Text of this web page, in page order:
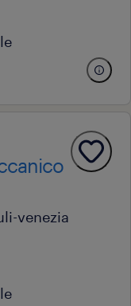
venezia